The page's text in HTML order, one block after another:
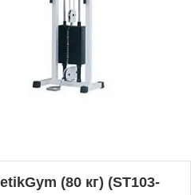
(80 кг) (ST103-